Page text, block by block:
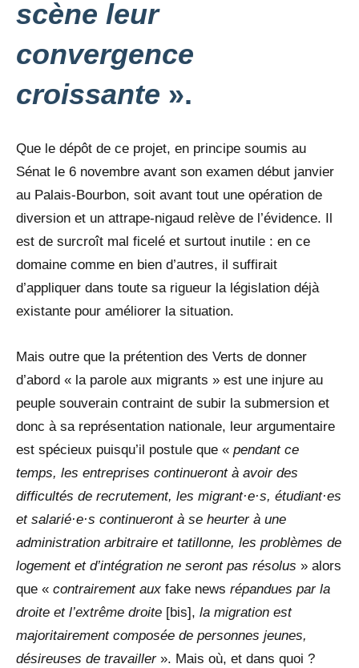
scène leur
convergence
croissante ».
Que le dépôt de ce projet, en principe soumis au
Sénat le 6 novembre avant son examen début janvier
au Palais-Bourbon, soit avant tout une opération de
diversion et un attrape-nigaud relève de l’évidence. Il
est de surcroît mal ficelé et surtout inutile : en ce
domaine comme en bien d’autres, il suffirait
d’appliquer dans toute sa rigueur la législation déjà
existante pour améliorer la situation.
Mais outre que la prétention des Verts de donner
d’abord « la parole aux migrants » est une injure au
peuple souverain contraint de subir la submersion et
donc à sa représentation nationale, leur argumentaire
est spécieux puisqu’il postule que « pendant ce
temps, les entreprises continueront à avoir des
difficultés de recrutement, les migrant·e·s, étudiant·es
et salarié·e·s continueront à se heurter à une
administration arbitraire et tatillonne, les problèmes de
logement et d’intégration ne seront pas résolus » alors
que « contrairement aux fake news répandues par la
droite et l’extrême droite [bis], la migration est
majoritairement composée de personnes jeunes,
désireuses de travailler ». Mais où, et dans quoi ?